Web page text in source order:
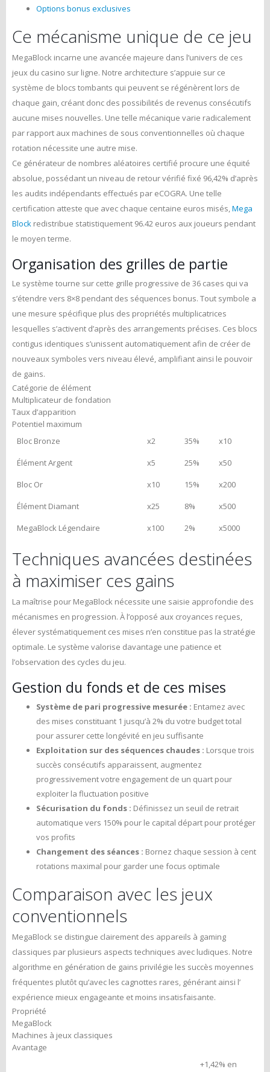
Options bonus exclusives
Ce mécanisme unique de ce jeu
MegaBlock incarne une avancée majeure dans l’univers de ces
jeux du casino sur ligne. Notre architecture s’appuie sur ce
système de blocs tombants qui peuvent se régénèrent lors de
chaque gain, créant donc des possibilités de revenus consécutifs
aucune mises nouvelles. Une telle mécanique varie radicalement
par rapport aux machines de sous conventionnelles où chaque
rotation nécessite une autre mise.
Ce générateur de nombres aléatoires certifié procure une équité
absolue, possédant un niveau de retour vérifié fixé 96,42% d’après
les audits indépendants effectués par eCOGRA. Une telle
certification atteste que avec chaque centaine euros misés, Mega
Block redistribue statistiquement 96.42 euros aux joueurs pendant
le moyen terme.
Organisation des grilles de partie
Le système tourne sur cette grille progressive de 36 cases qui va
s’étendre vers 8×8 pendant des séquences bonus. Tout symbole a
une mesure spécifique plus des propriétés multiplicatrices
lesquelles s’activent d’après des arrangements précises. Ces blocs
contigus identiques s’unissent automatiquement afin de créer de
nouveaux symboles vers niveau élevé, amplifiant ainsi le pouvoir
de gains.
Catégorie de élément
Multiplicateur de fondation
Taux d’apparition
Potentiel maximum
Bloc Bronze
x2 35%
x10
Élément Argent
x5 25%
x50
Bloc Or
x10 15%
x200
Élément Diamant
x25 8%
x500
MegaBlock Légendaire
x100 2% x5000
Techniques avancées destinées
à maximiser ces gains
La maîtrise pour MegaBlock nécessite une saisie approfondie des
mécanismes en progression. À l’opposé aux croyances reçues,
élever systématiquement ces mises n’en constitue pas la stratégie
optimale. Le système valorise davantage une patience et
l’observation des cycles du jeu.
Gestion du fonds et de ces mises
Système de pari progressive mesurée : Entamez avec
des mises constituant 1 jusqu’à 2% du votre budget total
pour assurer cette longévité en jeu suffisante
Exploitation sur des séquences chaudes : Lorsque trois
succès consécutifs apparaissent, augmentez
progressivement votre engagement de un quart pour
exploiter la fluctuation positive
Sécurisation du fonds : Définissez un seuil de retrait
automatique vers 150% pour le capital départ pour protéger
vos profits
Changement des séances : Bornez chaque session à cent
rotations maximal pour garder une focus optimale
Comparaison avec les jeux
conventionnels
MegaBlock se distingue clairement des appareils à gaming
classiques par plusieurs aspects techniques avec ludiques. Notre
algorithme en génération de gains privilégie les succès moyennes
fréquentes plutôt qu’avec les cagnottes rares, générant ainsi l’
expérience mieux engageante et moins insatisfaisante.
Propriété
MegaBlock
Machines à jeux classiques
Avantage
+1,42% en